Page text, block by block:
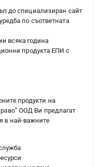
до специализиран сайт
по съответната
всяка година
продукта ЕПИ с
продукти на
ООД Ви предлагат
в най-важните